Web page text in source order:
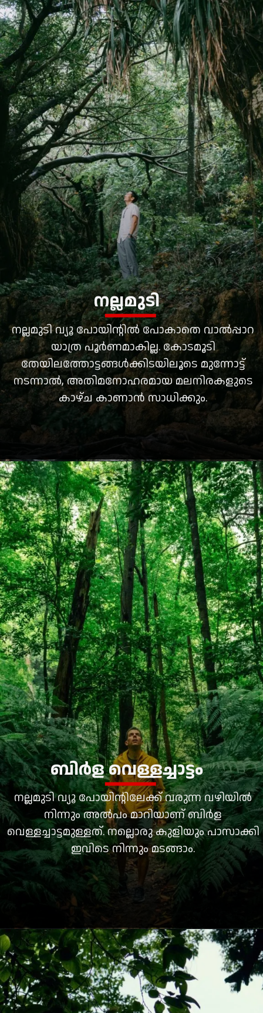
നല്ലമുടി വ്യൂ പോയിന്റില്‍ പോകാതെ വാല്‍പ്പാറ
യാത്ര പൂര്‍ണമാകില്ല. കോടമൂടി
തേയിലത്തോട്ടങ്ങള്‍ക്കിടയിലൂടെ മുന്നോട്ട്
നടന്നാല്‍, അതിമനോഹരമായ മലനിരകളുടെ
കാഴ്ച കാണാന്‍ സാധിക്കും.
നല്ലമുടി
നല്ലമുടി വ്യൂ പോയിന്റിലേക്ക് വരുന്ന വഴിയില്‍
നിന്നും അല്‍പം മാറിയാണ് ബിര്‍ള
വെള്ളച്ചാട്ടമുള്ളത്. നല്ലൊരു കുളിയും പാസാക്കി
ഇവിടെ നിന്നും മടങ്ങാം.
ബിര്‍ള വെള്ളച്ചാട്ടം